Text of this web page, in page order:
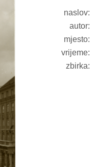
naslov:
autor:
mjesto:
vrijeme:
zbirka: